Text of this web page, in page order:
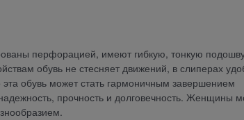
перфорацией, имеют гибкую, тонкую
обувь не стесняет движений, в слиперах
эта обувь может стать гармоничным завершением
прочность и долговечность. Женщины